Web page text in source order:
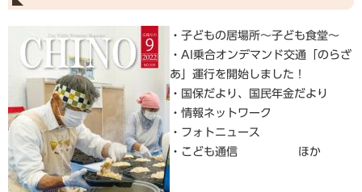
・子どもの居場所～子ども食堂～
・AI乗合オンデマンド交通「のらざ
あ」運行を開始しました！
・国保だより、国民年金だより
・情報ネットワーク
・フォトニュース
・こども通信 ほか